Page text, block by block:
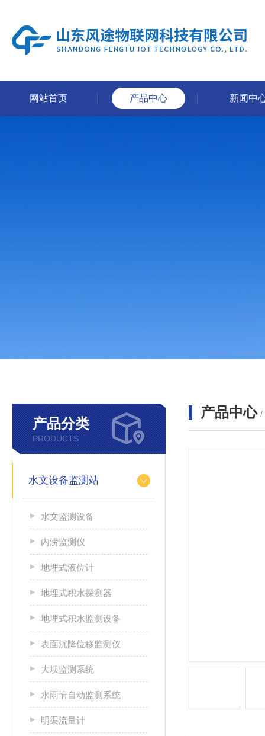
网站首页 产品中心 新闻中
产品分类
PRODUCTS
水文设备监测站
水文监测设备
内涝监测仪
地埋式液位计
地埋式积水探测器
地埋式积水监测设备
表面沉降位移监测仪
大坝监测系统
水雨情自动监测系统
明渠流量计
产品中心 /